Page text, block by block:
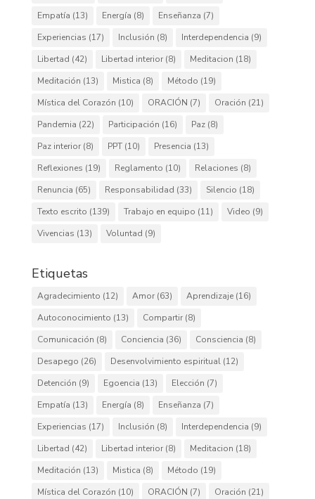
Empatía (13) Energía (8) Enseñanza (7)
Experiencias (17) Inclusión (8) Interdependencia (9)
Libertad (42) Libertad interior(8) Meditacion (18)
Meditación (13) Mistica (8) Método (19)
Mística del Corazón (10) ORACIÓN (7) Oración (21)
Pandemia (22) Participación (16) Paz(8)
Paz interior(8) PPT(10) Presencia (13)
Reflexiones (19) Reglamento (10) Relaciones (8)
Renuncia (65) Responsabilidad (33) Silencio (18)
Texto escrito (139) Trabajo en equipo (11) Video (9)
Vivencias (13) Voluntad (9)
Etiquetas
Agradecimiento (12) Amor(63) Aprendizaje(16)
Autoconocimiento (13) Compartir(8)
Comunicación (8) Conciencia (36) Consciencia (8)
Desapego (26) Desenvolvimiento espiritual(12)
Detención (9) Egoencia (13) Elección (7)
Empatía (13) Energía (8) Enseñanza (7)
Experiencias (17) Inclusión (8) Interdependencia (9)
Libertad (42) Libertad interior(8) Meditacion (18)
Meditación (13) Mistica (8) Método (19)
Mística del Corazón (10) ORACIÓN (7) Oración (21)